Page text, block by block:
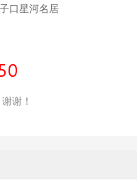
口星河名居
谢！